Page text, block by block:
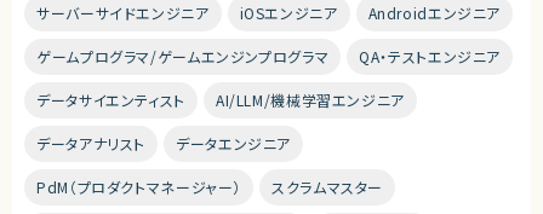
サーバーサイドエンジニア iOSエンジニア Androidエンジニア
ゲームプログラマ/ゲームエンジンプログラマ QA・テストエンジニア
データサイエンティスト AI/LLM/機械学習エンジニア
データアナリスト データエンジニア
PdM（プロダクトマネージャー） スクラムマスター